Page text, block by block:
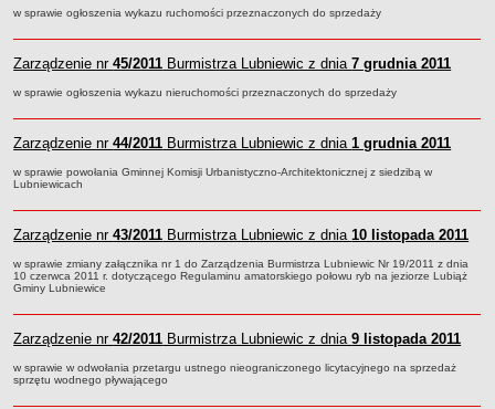
Skarbnik Gminy
Informacja turystyczna
Przewodnik po urzędzie
Kodeks etyczny
Raporty
Dyżury Przewodniczącego Rady Miejskiej
Zadania i uprawnienia
Skład Rady Miejskiej
w sprawie ogłoszenia wykazu ruchomości przeznaczonych do sprzedaży
Zarządzenie nr45/2011 Burmistrza Lubniewic z dnia7 grudnia 2011
w sprawie ogłoszenia wykazu nieruchomości przeznaczonych do sprzedaży
Zarządzenie nr44/2011 Burmistrza Lubniewic z dnia1 grudnia 2011
w sprawie powołania Gminnej Komisji Urbanistyczno-Architektonicznej z siedzibą w
Lubniewicach
Zarządzenie nr43/2011 Burmistrza Lubniewic z dnia10 listopada 2011
w sprawie zmiany załącznika nr 1 do Zarządzenia Burmistrza Lubniewic Nr 19/2011 z dnia
10 czerwca 2011 r. dotyczącego Regulaminu amatorskiego połowu ryb na jeziorze Lubiąż
Gminy Lubniewice
Zarządzenie nr42/2011 Burmistrza Lubniewic z dnia9 listopada 2011
w sprawie w odwołania przetargu ustnego nieograniczonego licytacyjnego na sprzedaż
sprzętu wodnego pływającego